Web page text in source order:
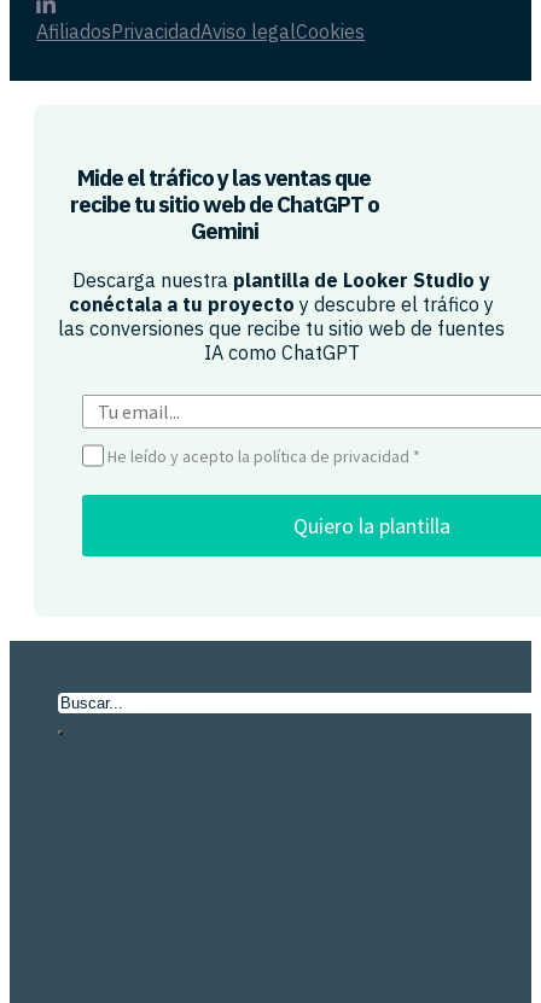
AfiliadosPrivacidadAviso legalCookies
Mide el tráfico y las ventas que
recibe tu sitio web de ChatGPT o
Gemini​
Descarga nuestra plantilla de Looker Studio y
conéctala a tu proyecto y descubre el tráfico y
las conversiones que recibe tu sitio web de fuentes
IA como ChatGPT​
He leído y acepto la política de privacidad *
Quiero la plantilla